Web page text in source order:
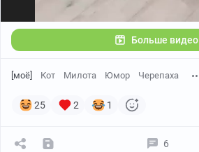
Больше видео
[моё] Кот Милота Юмор Черепаха
25 2 1
6